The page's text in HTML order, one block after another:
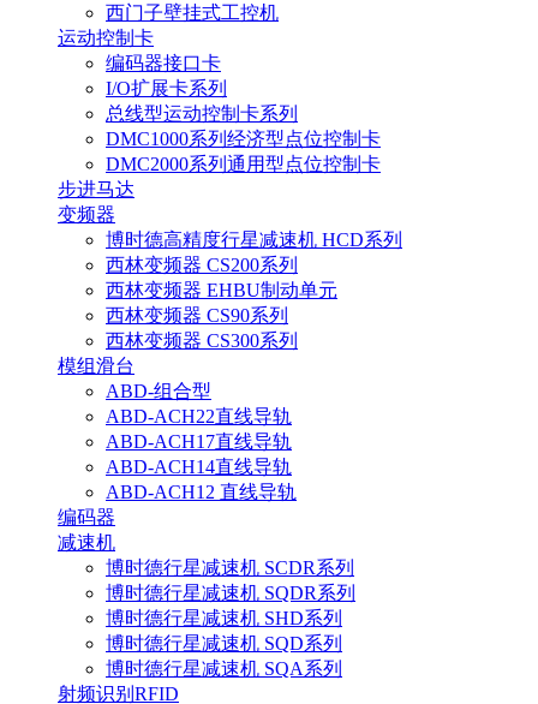
西门子壁挂式工控机
运动控制卡
编码器接口卡
I/O扩展卡系列
总线型运动控制卡系列
DMC1000系列经济型点位控制卡
DMC2000系列通用型点位控制卡
步进马达
变频器
博时德高精度行星减速机 HCD系列
西林变频器 CS200系列
西林变频器 EHBU制动单元
西林变频器 CS90系列
西林变频器 CS300系列
模组滑台
ABD-组合型
ABD-ACH22直线导轨
ABD-ACH17直线导轨
ABD-ACH14直线导轨
ABD-ACH12 直线导轨
编码器
减速机
博时德行星减速机 SCDR系列
博时德行星减速机 SQDR系列
博时德行星减速机 SHD系列
博时德行星减速机 SQD系列
博时德行星减速机 SQA系列
射频识别RFID